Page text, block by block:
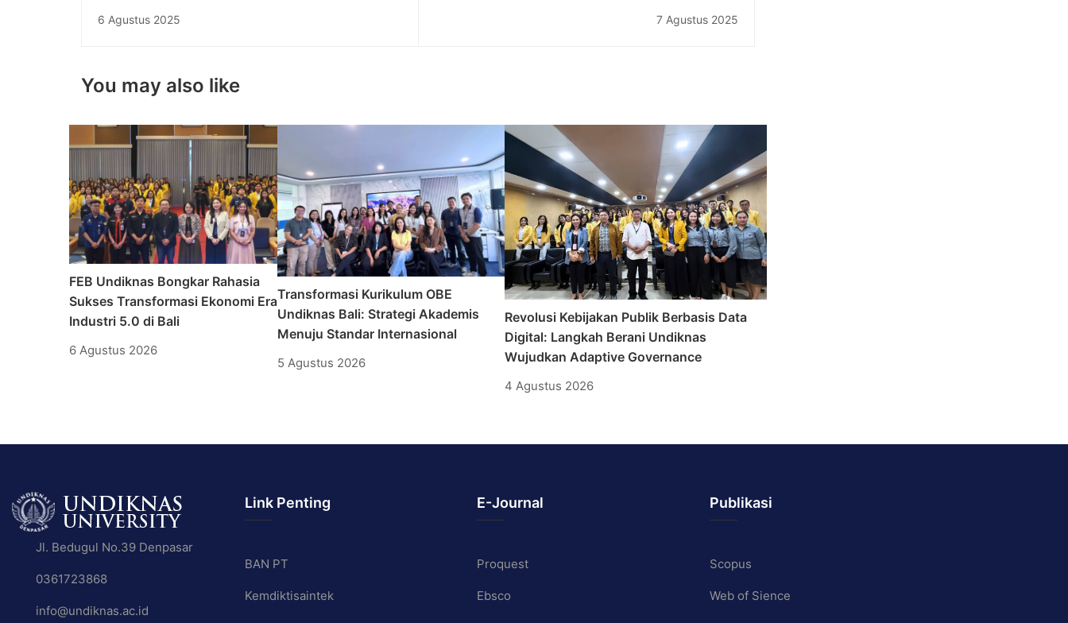
6 Agustus 2025 7 Agustus 2025
You may also like
FEB Undiknas Bongkar Rahasia
Sukses Transformasi Ekonomi Era
Industri 5.0 di Bali
6 Agustus 2026
Transformasi Kurikulum OBE
Undiknas Bali: Strategi Akademis
Menuju Standar Internasional
5 Agustus 2026
Revolusi Kebijakan Publik Berbasis Data
Digital: Langkah Berani Undiknas
Wujudkan Adaptive Governance
4 Agustus 2026
Jl. Bedugul No.39 Denpasar
0361723868
info@undiknas.ac.id
Link Penting
BAN PT
Kemdiktisaintek
E-Journal
Proquest
Ebsco
Publikasi
Scopus
Web of Sience